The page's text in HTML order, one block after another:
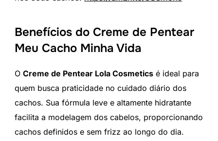
Benefícios do Creme de Pentear
Meu Cacho Minha Vida
O Creme de Pentear Lola Cosmetics é ideal para
quem busca praticidade no cuidado diário dos
cachos. Sua fórmula leve e altamente hidratante
facilita a modelagem dos cabelos, proporcionando
cachos definidos e sem frizz ao longo do dia.